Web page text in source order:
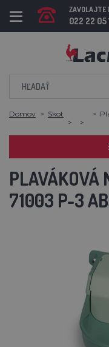
ZAVOLAJTE
022 22 05
Domov Skot
PLAVÁKOVÁ
71003 P-3